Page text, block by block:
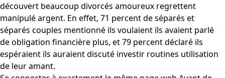
découvert beaucoup divorcés amoureux regrettent
manipulé argent. En effet, 71 percent de séparés et
séparés couples mentionné ils voulaient ils avaient parlé
de obligation financière plus, et 79 percent déclaré ils
espéraient ils auraient discuté investir routines utilisation
de leur amant.